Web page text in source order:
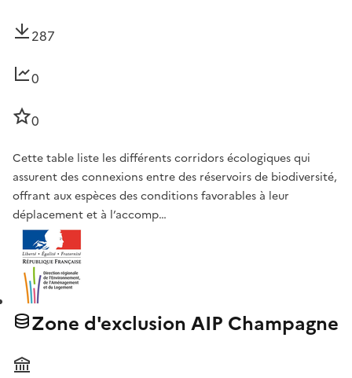
287
0
0
Cette table liste les différents corridors écologiques qui
assurent des connexions entre des réservoirs de biodiversité,
offrant aux espèces des conditions favorables à leur
déplacement et à l’accomp…
Zone d'exclusion AIP Champagne